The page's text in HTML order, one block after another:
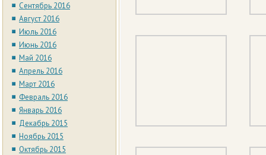
Сентябрь 2016
Август 2016
Июль 2016
Июнь 2016
Май 2016
Апрель 2016
Март 2016
Февраль 2016
Январь 2016
Декабрь 2015
Ноябрь 2015
Октябрь 2015